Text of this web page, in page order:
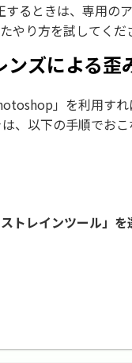
るときは、専用の
やり方を試してくだ
ズによる歪
」を利用す
、以下の手順でお
トレインツール」を